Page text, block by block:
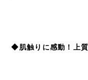
◆肌触りに感動！上